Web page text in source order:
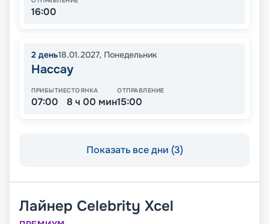
16:00
2 день18.01.2027, Понедельник
Нассау
ПРИБЫТИЕ
07:00
СТОЯНКА
8 ч 00 мин
ОТПРАВЛЕНИЕ
15:00
Показать все дни (3)
Лайнер Celebrity Xcel